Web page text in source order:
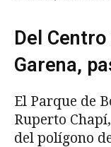
Del
Garena,
El Parque de
Ruperto
del polígono